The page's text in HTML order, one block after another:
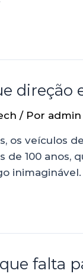
direção
/ Por admin
os veículos
de 100
falta